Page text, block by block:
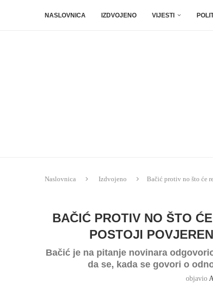
NASLOVNICA IZDVOJENO VIJESTI
Naslovnica Izdvojeno Bačić protiv no što će
BAČIĆ PROTIV NO ŠTO
POSTOJI
Bačić je na pitanje novinara
da se, kada se govori o
objavio